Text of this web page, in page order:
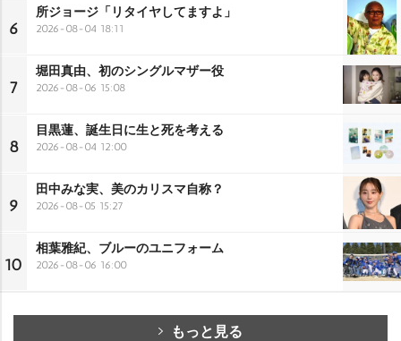
6
所ジョージ「リタイヤしてますよ」
2026-08-04 18:11
7
堀田真由、初のシングルマザー役
2026-08-06 15:08
8
目黒蓮、誕生日に生と死を考える
2026-08-04 12:00
9
田中みな実、美のカリスマ自称？
2026-08-05 15:27
10
相葉雅紀、ブルーのユニフォーム
2026-08-06 16:00
もっと見る